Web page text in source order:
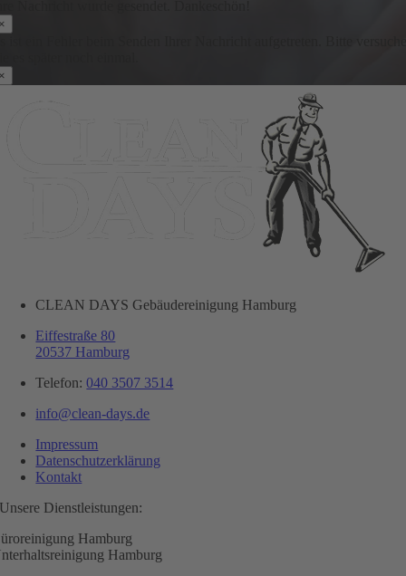
CLEAN DAYS Gebäudereinigung Hamburg
Eiffestraße 80
20537 Hamburg
Telefon:040 3507 3514
info@clean-days.de
Impressum
Datenschutzerklärung
Kontakt
Unsere Dienstleistungen:
Hamburg
Hamburg